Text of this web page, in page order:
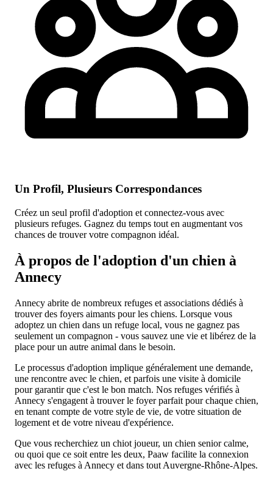
Un Profil, Plusieurs Correspondances
Créez un seul profil d'adoption et connectez-vous avec
plusieurs refuges. Gagnez du temps tout en augmentant vos
chances de trouver votre compagnon idéal.
À propos de l'adoption d'un chien à
Annecy
Annecy abrite de nombreux refuges et associations dédiés à
trouver des foyers aimants pour les chiens. Lorsque vous
adoptez un chien dans un refuge local, vous ne gagnez pas
seulement un compagnon - vous sauvez une vie et libérez de la
place pour un autre animal dans le besoin.
Le processus d'adoption implique généralement une demande,
une rencontre avec le chien, et parfois une visite à domicile
pour garantir que c'est le bon match. Nos refuges vérifiés à
Annecy s'engagent à trouver le foyer parfait pour chaque chien,
en tenant compte de votre style de vie, de votre situation de
logement et de votre niveau d'expérience.
Que vous recherchiez un chiot joueur, un chien senior calme,
ou quoi que ce soit entre les deux, Paaw facilite la connexion
avec les refuges à Annecy et dans tout Auvergne-Rhône-Alpes.